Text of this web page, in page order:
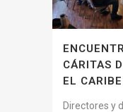
CÁRITAS
EL CARIBE
Directores y